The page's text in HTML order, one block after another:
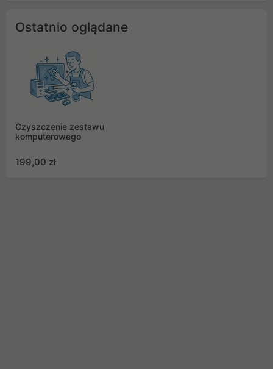
Ostatnio oglądane
Czyszczenie zestawu
komputerowego
199,00 zł